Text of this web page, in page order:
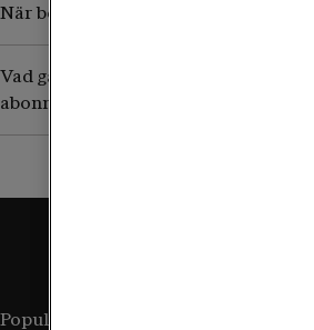
När börjar jag betala för surf och
Vad gäller utomlands om jag har ett
abonnemang?
Populära sidor